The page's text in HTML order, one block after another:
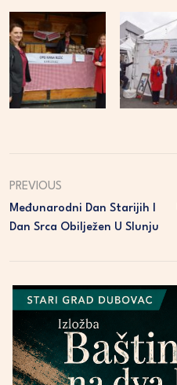
PREVIOUS
Međunarodni Dan Starijih I
Dan Srca Obilježen U Slunju